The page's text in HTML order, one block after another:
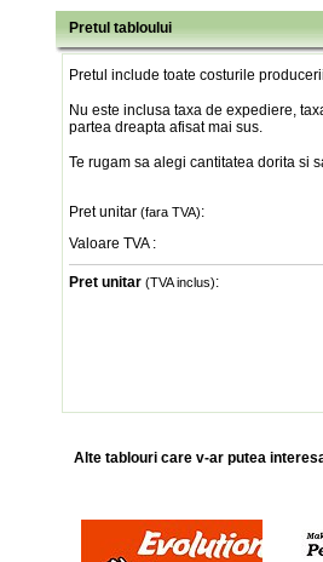
Pretul tabloului
Pretul include toate costurile
Nu este inclusa taxa de expediere,
partea dreapta afisat mai sus.
Te rugam sa alegi cantitatea dorita si
Pret unitar (fara TVA):
Valoare TVA :
Pret unitar (TVA inclus):
Alte tablouri care v-ar putea